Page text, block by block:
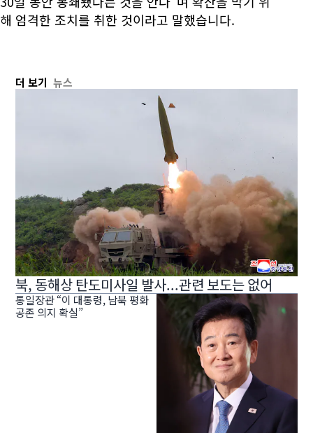
해 엄격한 조치를 취한 것이라고 말했습니다.
더 보기 뉴스
북, 동해상 탄도미사일 발사...관련 보도는 없어
통일장관 “이 대통령, 남북 평화
공존 의지 확실”